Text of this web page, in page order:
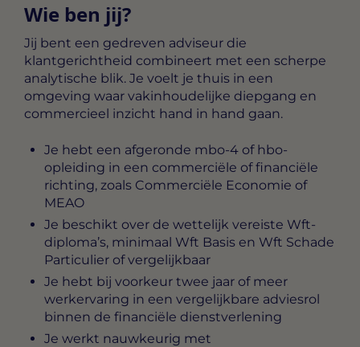
Wie ben jij?
Jij bent een gedreven adviseur die
klantgerichtheid combineert met een scherpe
analytische blik. Je voelt je thuis in een
omgeving waar vakinhoudelijke diepgang en
commercieel inzicht hand in hand gaan.
Je hebt een afgeronde mbo-4 of hbo-
opleiding in een commerciële of financiële
richting, zoals Commerciële Economie of
MEAO
Je beschikt over de wettelijk vereiste Wft-
diploma’s, minimaal Wft Basis en Wft Schade
Particulier of vergelijkbaar
Je hebt bij voorkeur twee jaar of meer
werkervaring in een vergelijkbare adviesrol
binnen de financiële dienstverlening
Je werkt nauwkeurig met